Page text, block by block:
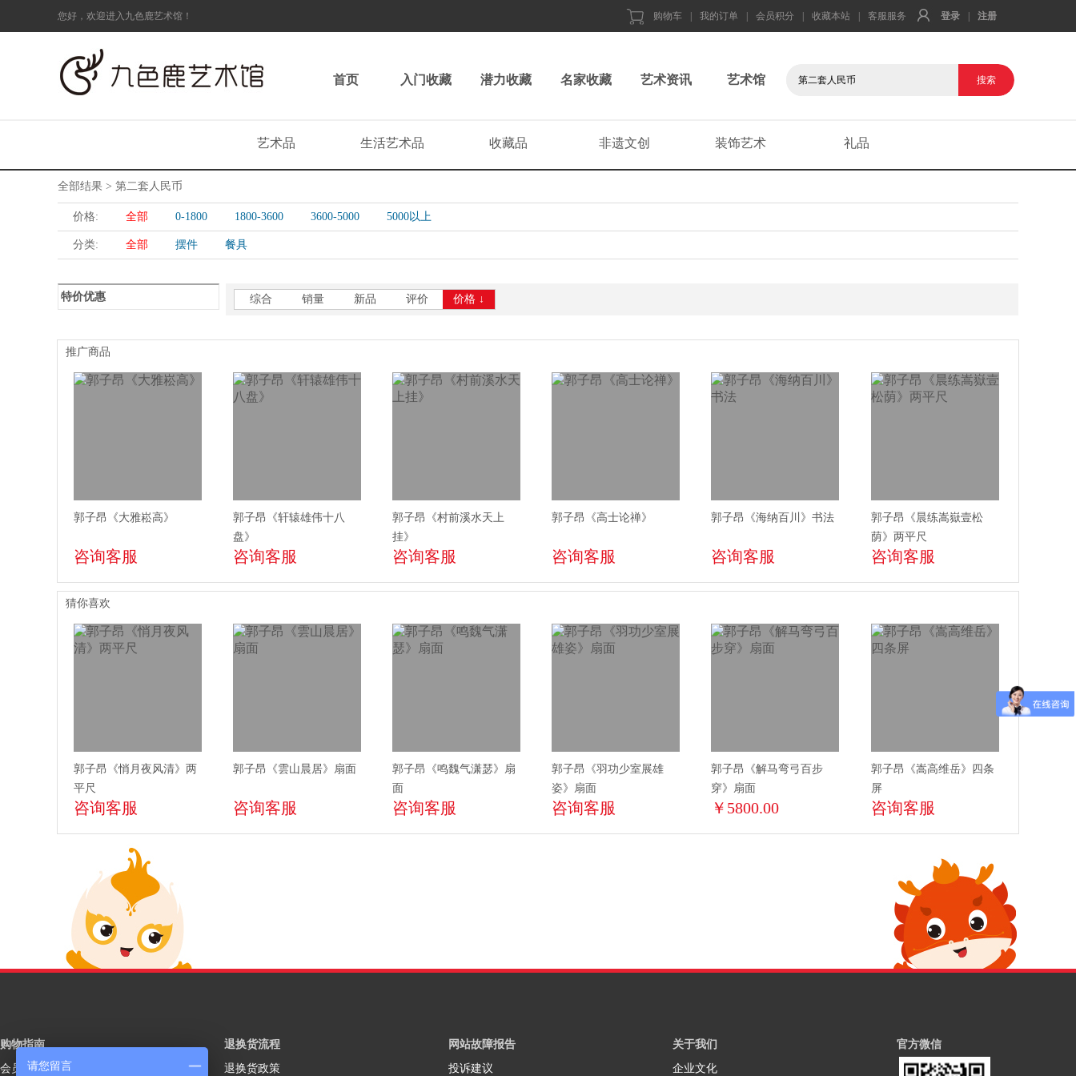
您好，欢迎进入九色鹿艺术馆！ 购物车 我的订单 会员积分 收藏本站 客服服务 登录 注册
首页 入门收藏 潜力收藏 名家收藏 艺术资讯 艺术馆
艺术品 生活艺术品 收藏品 非遗文创 装饰艺术 礼品
全部结果 > 第二套人民币
价格: 全部 0-1800 1800-3600 3600-5000 5000以上
分类: 全部 摆件 餐具
特价优惠 综合 销量 新品 评价 价格 ↓
推广商品
郭子昂《大雅崧高》
咨询客服
郭子昂《轩辕雄伟十八
盘》
咨询客服
郭子昂《村前溪水天上
挂》
咨询客服
郭子昂《高士论禅》
咨询客服
郭子昂《海纳百川》书法
咨询客服
郭子昂《晨练嵩嶽壹松
荫》两平尺
咨询客服
猜你喜欢
郭子昂《悄月夜风清》两
平尺
咨询客服
郭子昂《雲山晨居》扇面
咨询客服
郭子昂《鸣魏气潇瑟》扇
面
咨询客服
郭子昂《羽功少室展雄
姿》扇面
咨询客服
郭子昂《解马弯弓百步
穿》扇面
￥5800.00
郭子昂《嵩高维岳》四条
屏
咨询客服
购物指南
会员注册
退换货流程
退换货政策
网站故障报告
投诉建议
关于我们
企业文化
官方微信
请您留言